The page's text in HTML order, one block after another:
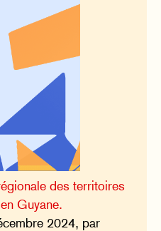
des territoires
Guyane.
2024, par